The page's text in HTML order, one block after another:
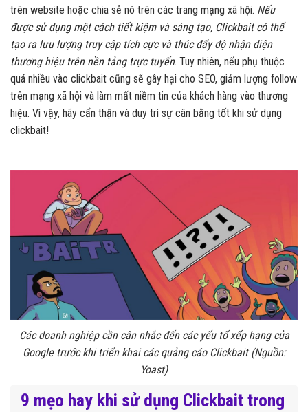
trên website hoặc chia sẻ nó trên các trang mạng xã hội. Nếu
được sử dụng một cách tiết kiệm và sáng tạo, Clickbait có thể
tạo ra lưu lượng truy cập tích cực và thúc đẩy độ nhận diện
thương hiệu trên nền tảng trực tuyến. Tuy nhiên, nếu phụ thuộc
quá nhiều vào clickbait cũng sẽ gây hại cho SEO, giảm lượng follow
trên mạng xã hội và làm mất niềm tin của khách hàng vào thương
hiệu. Vì vậy, hãy cẩn thận và duy trì sự cân bằng tốt khi sử dụng
clickbait!
Các doanh nghiệp cần cân nhắc đến các yếu tố xếp hạng của
Google trước khi triển khai các quảng cáo Clickbait (Nguồn:
Yoast)
9 mẹo hay khi sử dụng Clickbait trong